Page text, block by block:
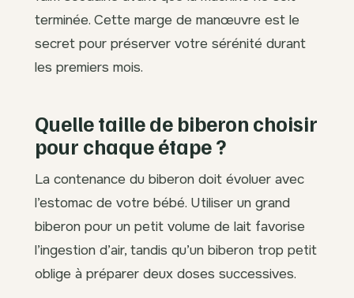
terminée. Cette marge de manœuvre est le
secret pour préserver votre sérénité durant
les premiers mois.
Quelle taille de biberon choisir
pour chaque étape ?
La contenance du biberon doit évoluer avec
l’estomac de votre bébé. Utiliser un grand
biberon pour un petit volume de lait favorise
l’ingestion d’air, tandis qu’un biberon trop petit
oblige à préparer deux doses successives.